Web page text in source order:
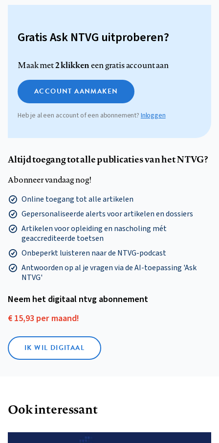
Gratis Ask NTVG uitproberen?
Maak met2 klikkeneen gratis account aan
ACCOUNT AANMAKEN
Heb je al een account of een abonnement? Inloggen
Altijd toegang tot alle publicaties van het NTVG?
Abonneer vandaag nog!
Online toegang tot alle artikelen
Gepersonaliseerde alerts voor artikelen en dossiers
Artikelen voor opleiding en nascholing mét
geaccrediteerde toetsen
Onbeperkt luisteren naar de NTVG-podcast
Antwoorden op al je vragen via de AI-toepassing 'Ask
NTVG'
Neem het digitaal ntvg abonnement
€ 15,93 per maand!
IK WIL DIGITAAL
Ook interessant